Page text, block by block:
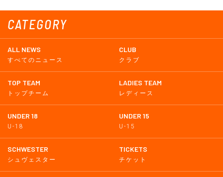
CATEGORY
ALL NEWS
すべてのニュース
CLUB
クラブ
TOP TEAM
トップチーム
LADIES TEAM
レディース
UNDER 18
U-18
UNDER 15
U-15
SCHWESTER
シュヴェスター
TICKETS
チケット